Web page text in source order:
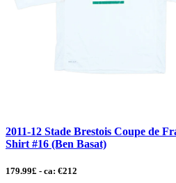
2011-12 Stade Brestois Coupe de
Shirt #16 (Ben Basat)
179.99£ - ca: €212